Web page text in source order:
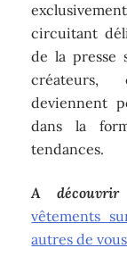
circuitant
de la presse
créateurs,
deviennent
dans la
tendances.
A
vêtements
autres de vous